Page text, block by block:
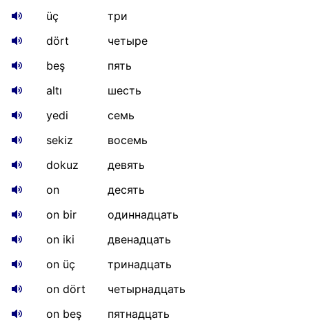
üç
три
dört
четыре
beş
пять
altı
шесть
yedi
семь
sekiz
восемь
dokuz
девять
on
десять
on bir
одиннадцать
on iki
двенадцать
on üç
тринадцать
on dört
четырнадцать
on beş
пятнадцать